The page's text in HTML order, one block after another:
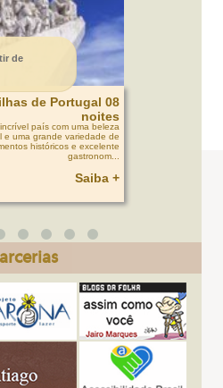
de
de Portugal 08
noites
país com uma beleza
e uma grande variedade de
históricos e excelente
gastronom...
Saiba +